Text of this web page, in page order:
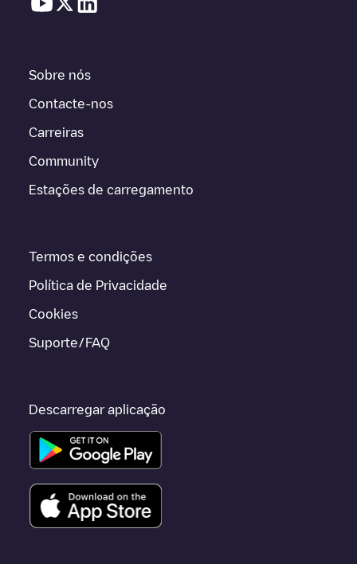
Sobre nós
Contacte-nos
Carreiras
Community
Estações de carregamento
Termos e condições
Política de Privacidade
Cookies
Suporte/FAQ
Descarregar aplicação